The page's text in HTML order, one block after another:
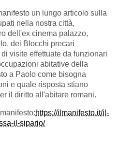
un lungo articolo sulla
nella nostra città,
dell'ex cinema palazzo,
dei Blocchi precari
visite effettuate da funzionari
abitative della
a Paolo come bisogna
e quale risposta stiano
il diritto all'abitare romani.
https://ilmanifesto.it/il-
il-sipario/